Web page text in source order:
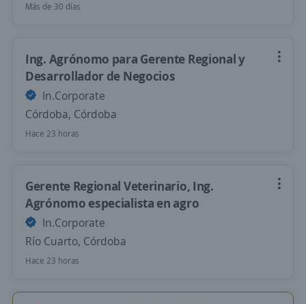
Más de 30 días
Ing. Agrónomo para Gerente Regional y
Desarrollador de Negocios
In.Corporate
Córdoba, Córdoba
Hace 23 horas
Gerente Regional Veterinario, Ing.
Agrónomo especialista en agro
In.Corporate
Río Cuarto, Córdoba
Hace 23 horas